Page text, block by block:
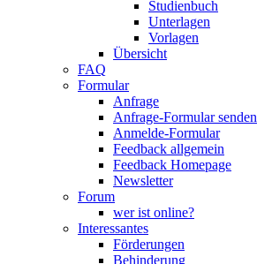
Studienbuch
Unterlagen
Vorlagen
Übersicht
FAQ
Formular
Anfrage
Anfrage-Formular senden
Anmelde-Formular
Feedback allgemein
Feedback Homepage
Newsletter
Forum
wer ist online?
Interessantes
Förderungen
Behinderung